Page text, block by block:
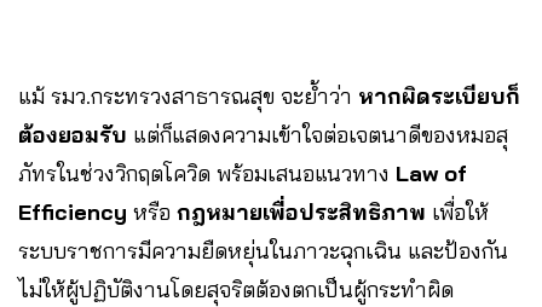
แม้ รมว.กระทรวงสาธารณสุข จะย้ำว่า หากผิดระเบียบก็
ต้องยอมรับ แต่ก็แสดงความเข้าใจต่อเจตนาดีของหมอสุ
ภัทรในช่วงวิกฤตโควิด พร้อมเสนอแนวทาง Law of
Efficiency หรือ กฎหมายเพื่อประสิทธิภาพ เพื่อให้
ระบบราชการมีความยืดหยุ่นในภาวะฉุกเฉิน และป้องกัน
ไม่ให้ผู้ปฏิบัติงานโดยสุจริตต้องตกเป็นผู้กระทำผิด